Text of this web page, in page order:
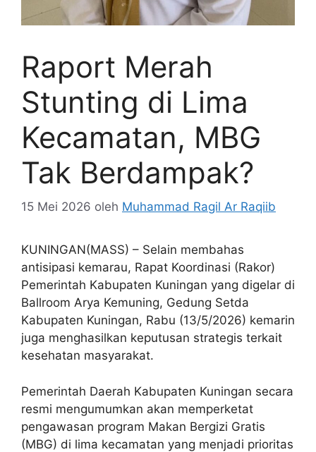
Raport Merah
Stunting di Lima
Kecamatan, MBG
Tak Berdampak?
15 Mei 2026 oleh Muhammad Ragil Ar Raqiib
KUNINGAN(MASS) – Selain membahas
antisipasi kemarau, Rapat Koordinasi (Rakor)
Pemerintah Kabupaten Kuningan yang digelar di
Ballroom Arya Kemuning, Gedung Setda
Kabupaten Kuningan, Rabu (13/5/2026) kemarin
juga menghasilkan keputusan strategis terkait
kesehatan masyarakat.
Pemerintah Daerah Kabupaten Kuningan secara
resmi mengumumkan akan memperketat
pengawasan program Makan Bergizi Gratis
(MBG) di lima kecamatan yang menjadi prioritas